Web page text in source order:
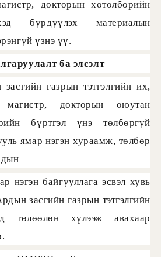
докторын хөтөлбөрийн
бүрдүүлэх материалын
үзнэ үү.
ба элсэлт
газрын тэтгэлгийн их,
магистр, докторын оюутан
бүртгэл үнэ төлбөргүй
ямар нэгэн хураамж, төлбөр
нэгэн байгууллага эсвэл хувь
засгийн газрын тэтгэлгийн
төлөөлөн хүлээж авахаар